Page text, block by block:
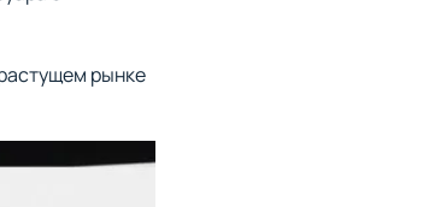
рынке